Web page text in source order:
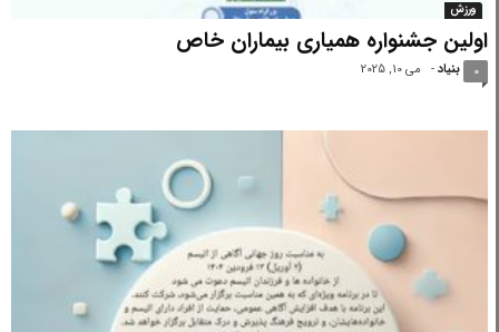
ورزش
اولین جشنواره همیاری بیماران خاص
بنیاد - می 10, 2025 0